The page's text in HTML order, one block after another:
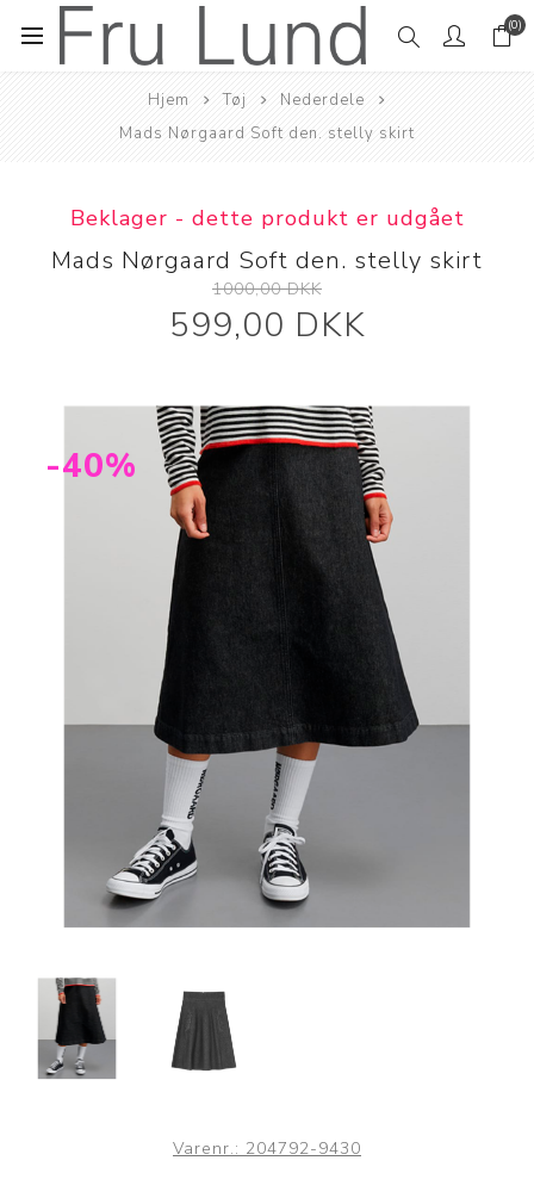
(0)
Hjem Tøj
Nederdele
Mads Nørgaard Soft den. stelly skirt
-40%
Beklager - dette produkt er udgået
Mads Nørgaard Soft den. stelly skirt
1000,00 DKK
599,00 DKK
Varenr.: 204792-9430